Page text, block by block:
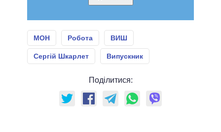
МОН Робота ВИШ
Сергій Шкарлет Випускник
Поділитися: